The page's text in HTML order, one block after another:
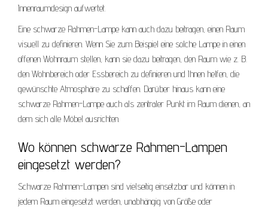
Innenraumdesign aufwertet.
Eine schwarze Rahmen-Lampe kann auch dazu beitragen, einen Raum
visuell zu definieren. Wenn Sie zum Beispiel eine solche Lampe in einen
offenen Wohnraum stellen, kann sie dazu beitragen, den Raum wie z. B.
den Wohnbereich oder Essbereich zu definieren und Ihnen helfen, die
gewünschte Atmosphäre zu schaffen. Darüber hinaus kann eine
schwarze Rahmen-Lampe auch als zentraler Punkt im Raum dienen, an
dem sich alle Möbel ausrichten.
Wo können schwarze Rahmen-Lampen
eingesetzt werden?
Schwarze Rahmen-Lampen sind vielseitig einsetzbar und können in
jedem Raum eingesetzt werden, unabhängig von Größe oder